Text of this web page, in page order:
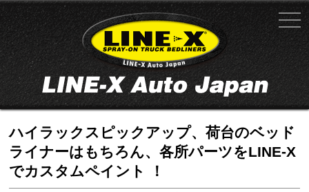
ハイラックスピックアップ、荷台のベッド
ライナーはもちろん、各所パーツをLINE-X
でカスタムペイント ！